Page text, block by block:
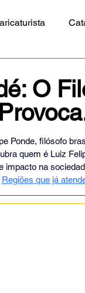
O
Ponde, filósofo
quem é Luiz
impacto na
Regiões que já